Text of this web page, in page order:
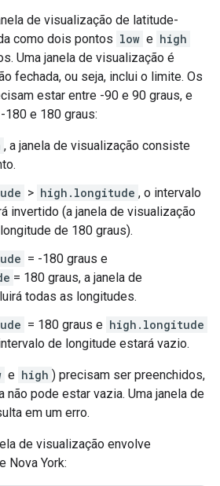
de visualização de latitude-
como dois pontos low e high
Uma janela de visualização é
fechada, ou seja, inclui o limite. Os
estar entre -90 e 90 graus, e
e 180 graus:
, a janela de visualização consiste
> high.longitude , o intervalo
invertido (a janela de visualização
de 180 graus).
= -180 graus e
= 180 graus, a janela de
todas as longitudes.
= 180 graus e high.longitude
de longitude estará vazio.
e high ) precisam ser preenchidos,
não pode estar vazia. Uma janela de
em um erro.
de visualização envolve
Nova York: